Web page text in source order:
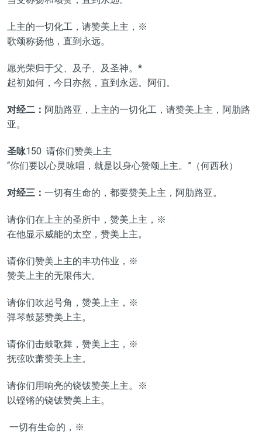
上主的一切化工，请赞美上主，※
歌颂称扬他，直到永远。
愿光荣归于父、及子、及圣神。*
起初如何，今日亦然，直到永远。阿们。
对经二： 阿肋路亚，上主的一切化工，请赞美上主，阿肋路
亚。
圣咏150 请你们赞美上主
“你们要以心灵咏唱，就是以身心赞颂上主。”（何西秋）
对经三： 一切有生命的，都要赞美上主，阿肋路亚。
请你们在上主的圣所中，赞美上主，※
在他显示威能的太空，赞美上主。
请你们赞美上主的丰功伟业，※
赞美上主的无限伟大。
请你们吹起号角，赞美上主，※
弹琴鼓瑟赞美上主。
请你们击鼓歌舞，赞美上主，※
抚弦吹萧赞美上主。
请你们用响亮的铙钹赞美上主。※
以铿锵的铙钹赞美上主。
一切有生命的，※